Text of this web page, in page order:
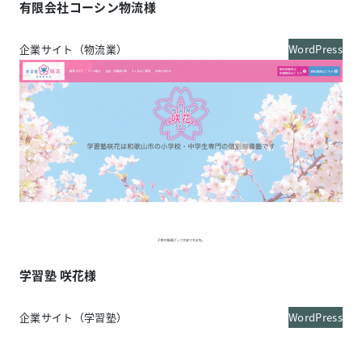
有限会社コーシン物流様
企業サイト（物流業） WordPress
学習塾 咲花様
企業サイト（学習塾） WordPress